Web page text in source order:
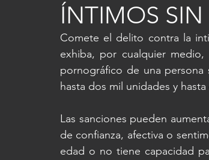
ÍNTIMOS
Comete el delito contra la
exhiba, por cualquier
pornográfico de una
hasta dos mil unidades y
Las sanciones pueden
de confianza, afectiva o
edad o no tiene capacidad